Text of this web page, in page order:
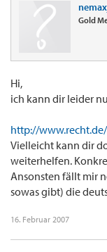
Gold
Hi,
ich kann dir leider
http://
Vielleicht kann dir
weiterhelfen.
Ansonsten fällt mir
sowas gibt) die
16. Februar 2007